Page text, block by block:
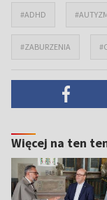
#ADHD
#ZABURZENIA
Więcej na ten